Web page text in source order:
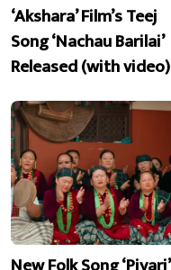
‘Akshara’ Film’s Teej
Song ‘Nachau Barilai’
Released (with video)